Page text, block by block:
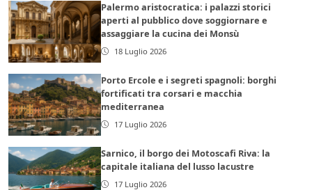
Palermo aristocratica: i palazzi storici
aperti al pubblico dove soggiornare e
assaggiare la cucina dei Monsù
18 Luglio 2026
Porto Ercole e i segreti spagnoli: borghi
fortificati tra corsari e macchia
mediterranea
17 Luglio 2026
Sarnico, il borgo dei Motoscafi Riva: la
capitale italiana del lusso lacustre
17 Luglio 2026